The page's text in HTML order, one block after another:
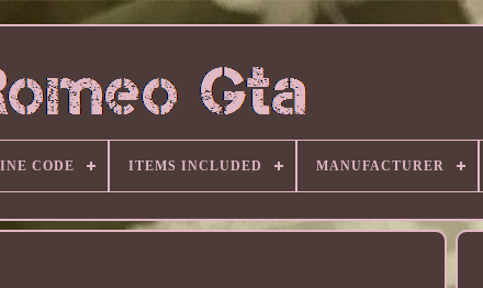
CODE ITEMS INCLUDED MANUFACTURER